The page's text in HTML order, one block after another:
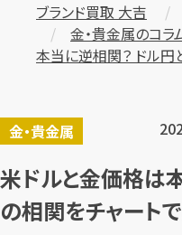
ブランド買取 大吉
金・貴金属のコ
本当に逆相関？ ドル円
金・貴金属
米ドルと金価格は
の相関をチャート